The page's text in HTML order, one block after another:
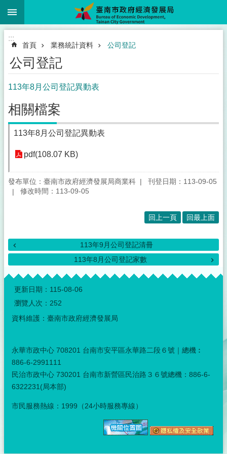
跳到主要內容區塊
:::
首頁 業務統計資料 公司登記
公司登記
113年8月公司登記異動表
相關檔案
113年8月公司登記異動表
pdf(108.07 KB)
發布單位：臺南市政府經濟發展局商業科
刊登日期：113-09-05
修改時間：113-09-05
回上一頁 回最上面
113年9月公司登記清冊
113年8月公司登記家數
:::
更新日期： 115-08-06
瀏覽人次： 252
資料維護：臺南市政府經濟發展局
永華市政中心 708201 台南市安平區永華路二段６號｜總機︰
886-6-2991111
民治市政中心 730201 台南市新營區民治路３６號總機：886-6-
6322231(局本部)
市民服務熱線：1999（24小時服務專線）